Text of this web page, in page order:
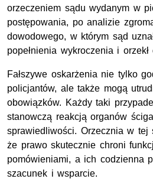
orzeczeniem sądu wydanym w
postępowania, po analizie
dowodowego, w którym sąd
popełnienia wykroczenia i
Fałszywe oskarżenia nie tylko
policjantów, ale także mogą
obowiązków. Każdy taki
stanowczą reakcją organów
sprawiedliwości. Orzecznia w tej
że prawo skutecznie chroni
pomówieniami, a ich codzienna
szacunek i wsparcie.